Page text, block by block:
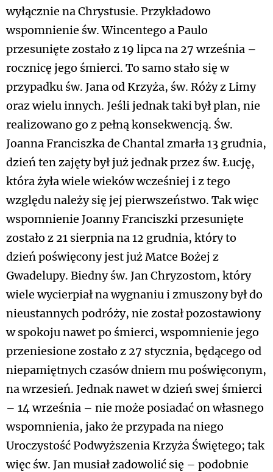
wyłącznie na Chrystusie. Przykładowo
wspomnienie św. Wincentego a Paulo
przesunięte zostało z 19 lipca na 27 września –
rocznicę jego śmierci. To samo stało się w
przypadku św. Jana od Krzyża, św. Róży z Limy
oraz wielu innych. Jeśli jednak taki był plan, nie
realizowano go z pełną konsekwencją. Św.
Joanna Franciszka de Chantal zmarła 13 grudnia,
dzień ten zajęty był już jednak przez św. Łucję,
która żyła wiele wieków wcześniej i z tego
względu należy się jej pierwszeństwo. Tak więc
wspomnienie Joanny Franciszki przesunięte
zostało z 21 sierpnia na 12 grudnia, który to
dzień poświęcony jest już Matce Bożej z
Gwadelupy. Biedny św. Jan Chryzostom, który
wiele wycierpiał na wygnaniu i zmuszony był do
nieustannych podróży, nie został pozostawiony
w spokoju nawet po śmierci, wspomnienie jego
przeniesione zostało z 27 stycznia, będącego od
niepamiętnych czasów dniem mu poświęconym,
na wrzesień. Jednak nawet w dzień swej śmierci
– 14 września – nie może posiadać on własnego
wspomnienia, jako że przypada na niego
Uroczystość Podwyższenia Krzyża Świętego; tak
więc św. Jan musiał zadowolić się – podobnie